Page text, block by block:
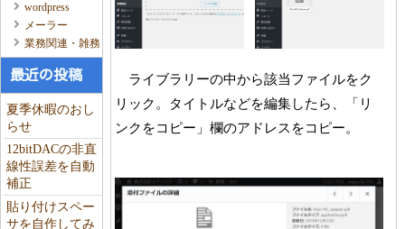
wordpress
メーラー
業務関連・雑務
最近の投稿
夏季休暇のおし
らせ
12bitDACの非直
線性誤差を自動
補正
貼り付けスペー
サを自作してみ
ライブラリーの中から該当ファイルをク
リック。タイトルなどを編集したら、「リ
ンクをコピー」欄のアドレスをコピー。